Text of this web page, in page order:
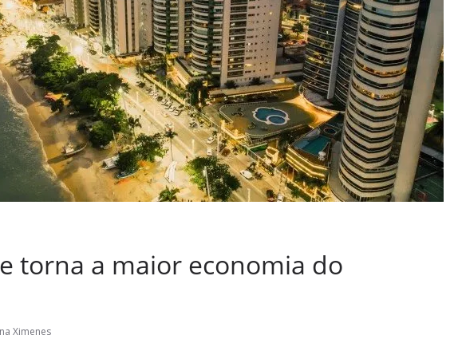
torna a maior economia do
Ximenes